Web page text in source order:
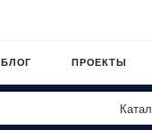
БЛОГ ПРОЕКТЫ